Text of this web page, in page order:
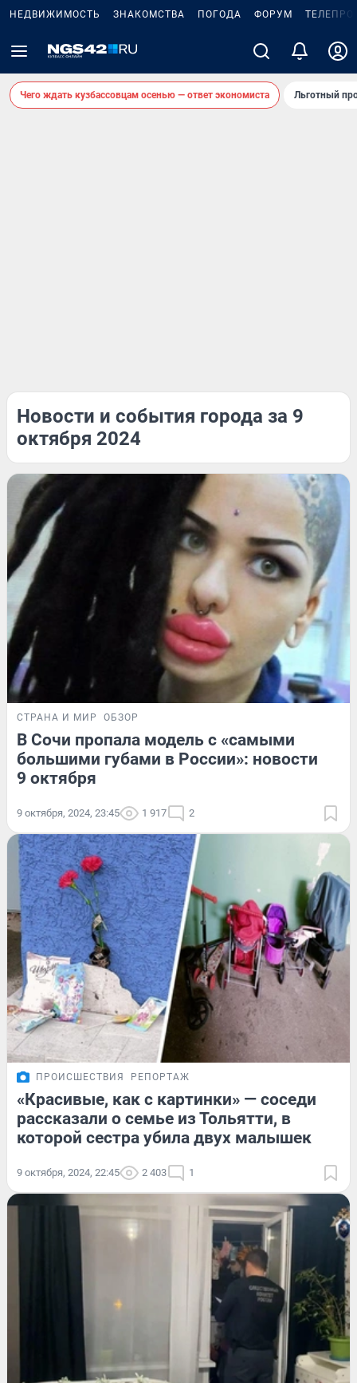
НЕДВИЖИМОСТЬ ЗНАКОМСТВА ПОГОДА ФОРУМ
Чего ждать кузбассовцам осенью — ответ экономиста Льготный
Новости и события города за 9
октября 2024
СТРАНА И МИР ОБЗОР
В Сочи пропала модель с «самыми
большими губами в России»: новости
9 октября
9 октября, 2024, 23:45 1 917 2
ПРОИСШЕСТВИЯ РЕПОРТАЖ
«Красивые, как с картинки» — соседи
рассказали о семье из Тольятти, в
которой сестра убила двух малышек
9 октября, 2024, 22:45 2 403 1